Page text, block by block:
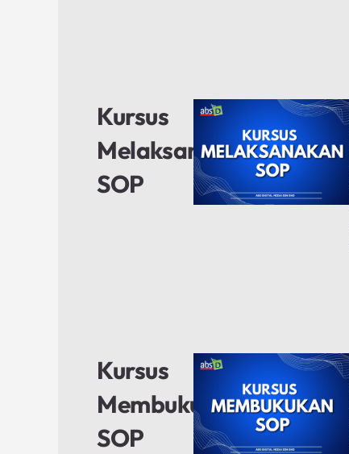
Kursus
Melaksanakan
SOP
Kursus
Membukukan
SOP